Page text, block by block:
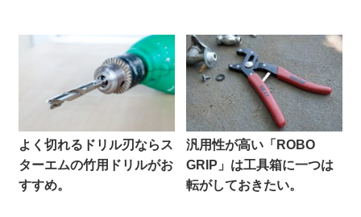
よく切れるドリル刃ならス
ターエムの竹用ドリルがお
すすめ。
汎用性が高い「ROBO
GRIP」は工具箱に一つは
転がしておきたい。